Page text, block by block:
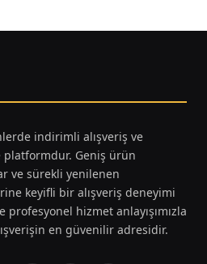
indirimli alışveriş ve
Geniş ürün
ve sürekli yenilenen
keyifli bir alışveriş deneyimi
profesyonel hizmet anlayışımızla
en güvenilir adresidir.